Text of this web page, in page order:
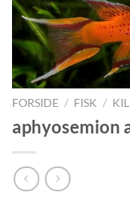
FORSIDE / FISK /
aphyosemion